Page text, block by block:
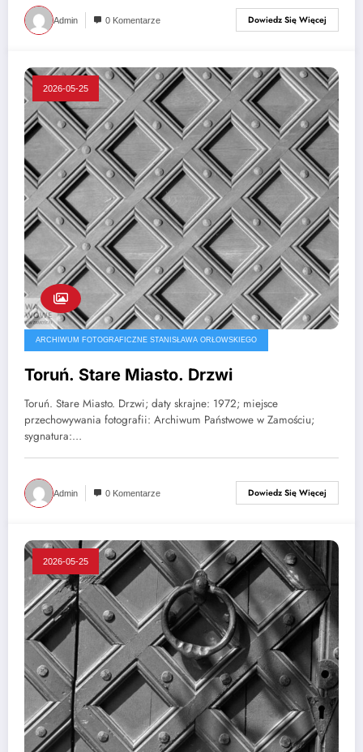
Admin 0 Komentarze Dowiedz Się Więcej
2026-05-25
ARCHIWUM FOTOGRAFICZNE STANISŁAWA ORŁOWSKIEGO
Toruń. Stare Miasto. Drzwi
Toruń. Stare Miasto. Drzwi; daty skrajne: 1972; miejsce
przechowywania fotografii: Archiwum Państwowe w Zamościu;
sygnatura:…
Admin 0 Komentarze Dowiedz Się Więcej
2026-05-25